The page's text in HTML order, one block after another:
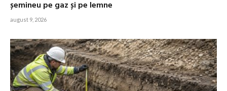
șemineu pe gaz și pe lemne
august 9, 2026